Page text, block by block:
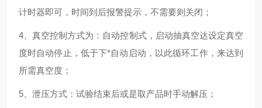
计时器即可，时间到后报警提示，不需要则关闭；
4 、真空控制方式为：自动控制式，启动抽真空达设定真空
度时自动停止，低于下*自动启动，以此循环工作，来达到
所需真空度；
5 、泄压方式：试验结束后或是取产品时手动解压；